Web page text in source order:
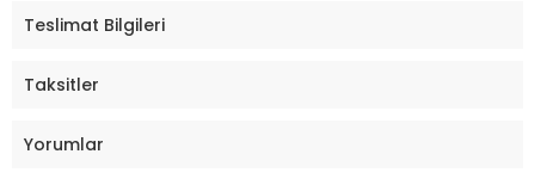
Teslimat Bilgileri
Taksitler
Yorumlar